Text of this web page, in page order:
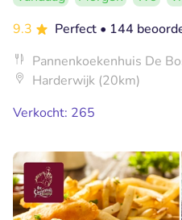
9.3
Perfect • 144
Pannenkoekenhuis De
Harderwijk (20km)
Verkocht: 265